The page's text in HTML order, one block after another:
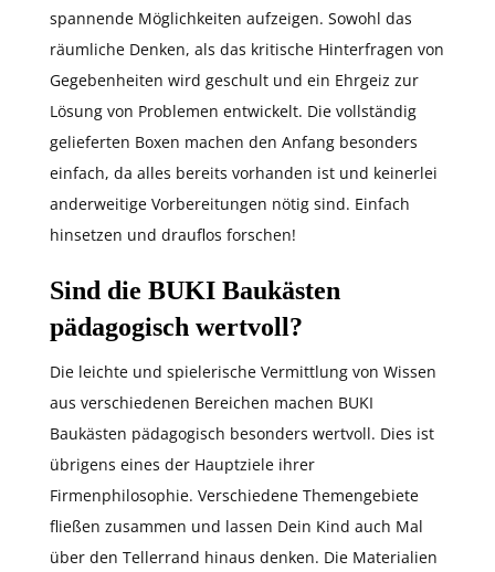
spannende Möglichkeiten aufzeigen. Sowohl das
räumliche Denken, als das kritische Hinterfragen von
Gegebenheiten wird geschult und ein Ehrgeiz zur
Lösung von Problemen entwickelt. Die vollständig
gelieferten Boxen machen den Anfang besonders
einfach, da alles bereits vorhanden ist und keinerlei
anderweitige Vorbereitungen nötig sind. Einfach
hinsetzen und drauflos forschen!
Sind die BUKI Baukästen
pädagogisch wertvoll?
Die leichte und spielerische Vermittlung von Wissen
aus verschiedenen Bereichen machen BUKI
Baukästen pädagogisch besonders wertvoll. Dies ist
übrigens eines der Hauptziele ihrer
Firmenphilosophie. Verschiedene Themengebiete
fließen zusammen und lassen Dein Kind auch Mal
über den Tellerrand hinaus denken. Die Materialien